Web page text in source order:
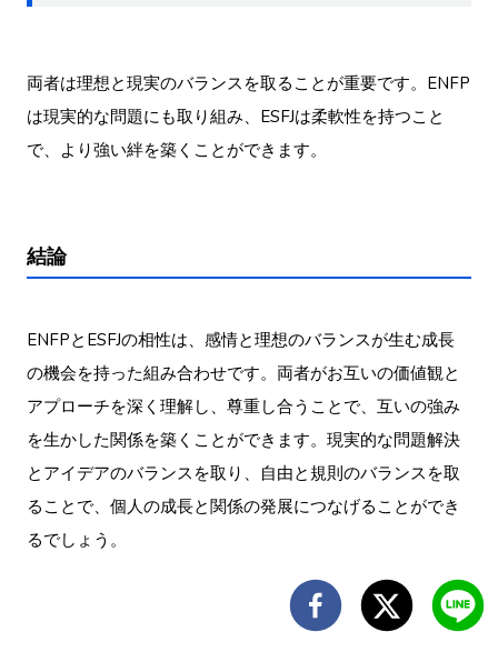
両者は理想と現実のバランスを取ることが重要です。ENFP
は現実的な問題にも取り組み、ESFJは柔軟性を持つこと
で、より強い絆を築くことができます。
結論
ENFPとESFJの相性は、感情と理想のバランスが生む成長
の機会を持った組み合わせです。両者がお互いの価値観と
アプローチを深く理解し、尊重し合うことで、互いの強み
を生かした関係を築くことができます。現実的な問題解決
とアイデアのバランスを取り、自由と規則のバランスを取
ることで、個人の成長と関係の発展につなげることができ
るでしょう。